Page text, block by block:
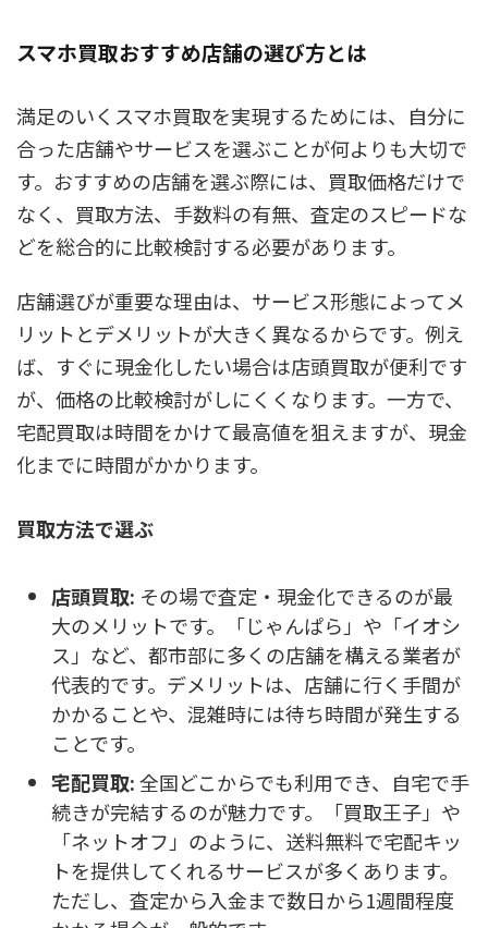
スマホ買取おすすめ店舗の選び方とは
満足のいくスマホ買取を実現するためには、自分に
合った店舗やサービスを選ぶことが何よりも大切で
す。おすすめの店舗を選ぶ際には、買取価格だけで
なく、買取方法、手数料の有無、査定のスピードな
どを総合的に比較検討する必要があります。
店舗選びが重要な理由は、サービス形態によってメ
リットとデメリットが大きく異なるからです。例え
ば、すぐに現金化したい場合は店頭買取が便利です
が、価格の比較検討がしにくくなります。一方で、
宅配買取は時間をかけて最高値を狙えますが、現金
化までに時間がかかります。
買取方法で選ぶ
店頭買取: その場で査定・現金化できるのが最
大のメリットです。「じゃんぱら」や「イオシ
ス」など、都市部に多くの店舗を構える業者が
代表的です。デメリットは、店舗に行く手間が
かかることや、混雑時には待ち時間が発生する
ことです。
宅配買取:全国どこからでも利用でき、自宅で手
続きが完結するのが魅力です。「買取王子」や
「ネットオフ」のように、送料無料で宅配キッ
トを提供してくれるサービスが多くあります。
ただし、査定から入金まで数日から1週間程度